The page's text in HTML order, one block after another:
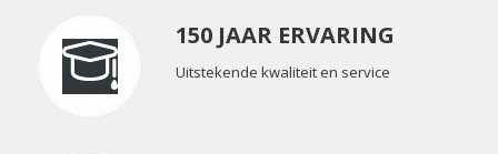
150 JAAR ERVARING
Uitstekende kwaliteit en service